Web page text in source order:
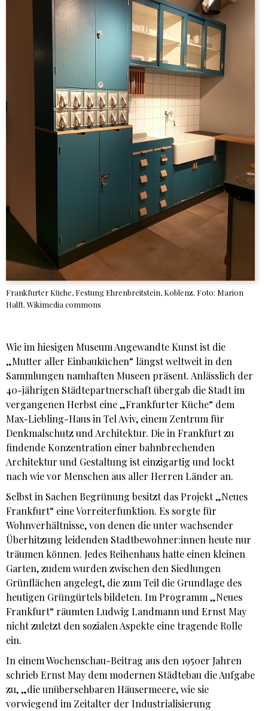
Frankfurter Küche, Festung Ehrenbreitstein, Koblenz. Foto: Marion
Halft. Wikimedia commons
Wie im hiesigen Museum Angewandte Kunst ist die
„Mutter aller Einbauküchen“ längst weltweit in den
Sammlungen namhaften Museen präsent. Anlässlich der
40-jährigen Städtepartnerschaft übergab die Stadt im
vergangenen Herbst eine „Frankfurter Küche“ dem
Max-Liebling-Haus in Tel Aviv, einem Zentrum für
Denkmalschutz und Architektur. Die in Frankfurt zu
findende Konzentration einer bahnbrechenden
Architektur und Gestaltung ist einzigartig und lockt
nach wie vor Menschen aus aller Herren Länder an.
Selbst in Sachen Begrünung besitzt das Projekt „Neues
Frankfurt“ eine Vorreiterfunktion. Es sorgte für
Wohnverhältnisse, von denen die unter wachsender
Überhitzung leidenden Stadtbewohner:innen heute nur
träumen können. Jedes Reihenhaus hatte einen kleinen
Garten, zudem wurden zwischen den Siedlungen
Grünflächen angelegt, die zum Teil die Grundlage des
heutigen Grüngürtels bildeten. Im Programm „Neues
Frankfurt“ räumten Ludwig Landmann und Ernst May
nicht zuletzt den sozialen Aspekte eine tragende Rolle
ein.
In einem Wochenschau-Beitrag aus den 1950er Jahren
schrieb Ernst May dem modernen Städtebau die Aufgabe
zu, „die unübersehbaren Häusermeere, wie sie
vorwiegend im Zeitalter der Industrialisierung